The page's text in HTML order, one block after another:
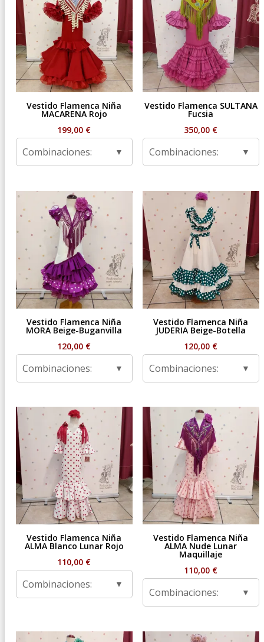
Vestido Flamenca Niña
MACARENA Rojo
199,00 €
Combinaciones:
Vestido Flamenca SULTANA
Fucsia
350,00 €
Combinaciones:
Vestido Flamenca Niña
MORA Beige-Buganvilla
120,00 €
Combinaciones:
Vestido Flamenca Niña
JUDERIA Beige-Botella
120,00 €
Combinaciones:
Vestido Flamenca Niña
ALMA Blanco Lunar Rojo
110,00 €
Combinaciones:
Vestido Flamenca Niña
ALMA Nude Lunar
Maquillaje
110,00 €
Combinaciones: